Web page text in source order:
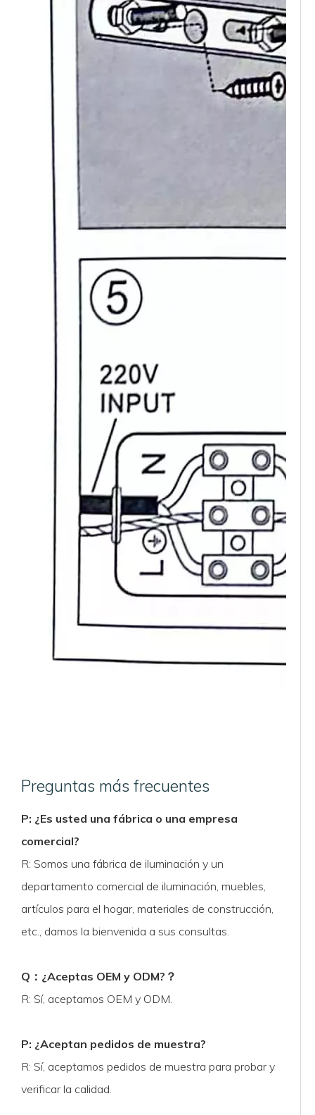
Preguntas más frecuentes
P: ¿Es usted una fábrica o una empresa
comercial?
R: Somos una fábrica de iluminación y un
departamento comercial de iluminación, muebles,
artículos para el hogar, materiales de construcción,
etc., damos la bienvenida a sus consultas.
Q ： ¿Aceptas OEM y ODM? ？
R: Sí, aceptamos OEM y ODM.
P: ¿Aceptan pedidos de muestra?
R: Sí, aceptamos pedidos de muestra para probar y
verificar la calidad.